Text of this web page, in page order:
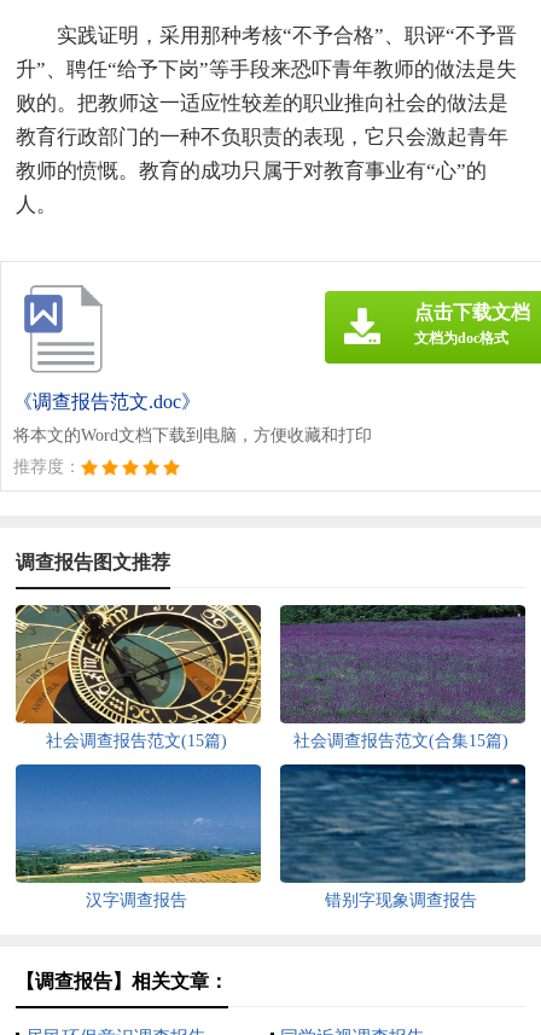
实践证明，采用那种考核“不予合格”、职评“不予晋
升”、聘任“给予下岗”等手段来恐吓青年教师的做法是失
败的。把教师这一适应性较差的职业推向社会的做法是
教育行政部门的一种不负职责的表现，它只会激起青年
教师的愤慨。教育的成功只属于对教育事业有“心”的
人。
《调查报告范文.doc》
将本文的Word文档下载到电脑，方便收藏和打印
推荐度：
点击下载文档
文档为doc格式
调查报告图文推荐
社会调查报告范文(15篇) 社会调查报告范文(合集15篇)
汉字调查报告 错别字现象调查报告
【调查报告】相关文章：